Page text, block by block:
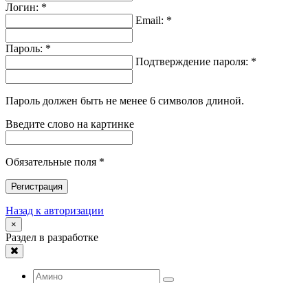
Логин: *
Email: *
Пароль: *
Подтверждение пароля: *
Пароль должен быть не менее 6 символов длиной.
Введите слово на картинке
Обязательные поля *
Регистрация
Назад к авторизации
×
Раздел в разработке